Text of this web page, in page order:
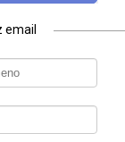
email